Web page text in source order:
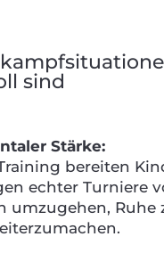
sind
Stärke:
bereiten
echter Turniere
umzugehen, Ruhe